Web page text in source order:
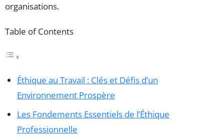
organisations.
Table of Contents
Éthique au Travail : Clés et Défis d’un
Environnement Prospère
Les Fondements Essentiels de l’Éthique
Professionnelle